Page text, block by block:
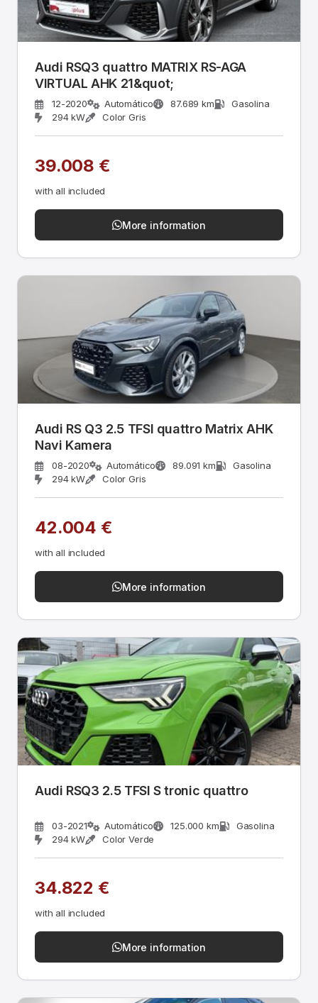
Audi RSQ3 quattro MATRIX RS-AGA
VIRTUAL AHK 21&quot;
12-2020 Automático 87.689 km
Gasolina
294 kW
Color Gris
39.008 €
with all included
More information
Audi RS Q3 2.5 TFSI quattro Matrix AHK
Navi Kamera
08-2020 Automático 89.091 km
Gasolina
294 kW
Color Gris
42.004 €
with all included
More information
Audi RSQ3 2.5 TFSI S tronic quattro
03-2021 Automático 125.000 km
Gasolina
294 kW
Color Verde
34.822 €
with all included
More information